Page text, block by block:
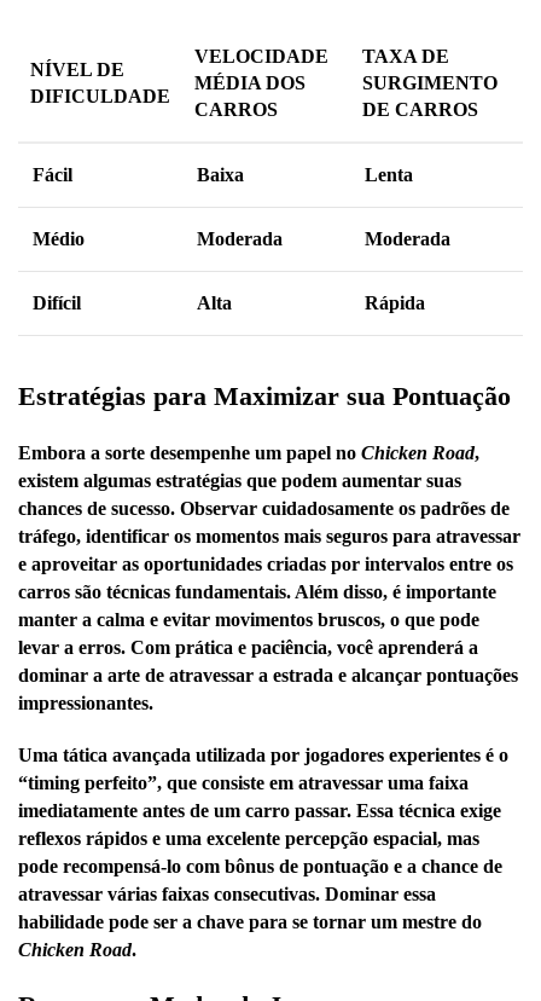
NÍVEL DE
DIFICULDADE
VELOCIDADE
MÉDIA DOS
CARROS
TAXA DE
SURGIMENTO
DE CARROS
Fácil Baixa Lenta
Médio Moderada Moderada
Difícil Alta Rápida
Estratégias para Maximizar sua Pontuação
Embora a sorte desempenhe um papel no Chicken Road,
existem algumas estratégias que podem aumentar suas
chances de sucesso. Observar cuidadosamente os padrões de
tráfego, identificar os momentos mais seguros para atravessar
e aproveitar as oportunidades criadas por intervalos entre os
carros são técnicas fundamentais. Além disso, é importante
manter a calma e evitar movimentos bruscos, o que pode
levar a erros. Com prática e paciência, você aprenderá a
dominar a arte de atravessar a estrada e alcançar pontuações
impressionantes.
Uma tática avançada utilizada por jogadores experientes é o
“timing perfeito”, que consiste em atravessar uma faixa
imediatamente antes de um carro passar. Essa técnica exige
reflexos rápidos e uma excelente percepção espacial, mas
pode recompensá-lo com bônus de pontuação e a chance de
atravessar várias faixas consecutivas. Dominar essa
habilidade pode ser a chave para se tornar um mestre do
Chicken Road.